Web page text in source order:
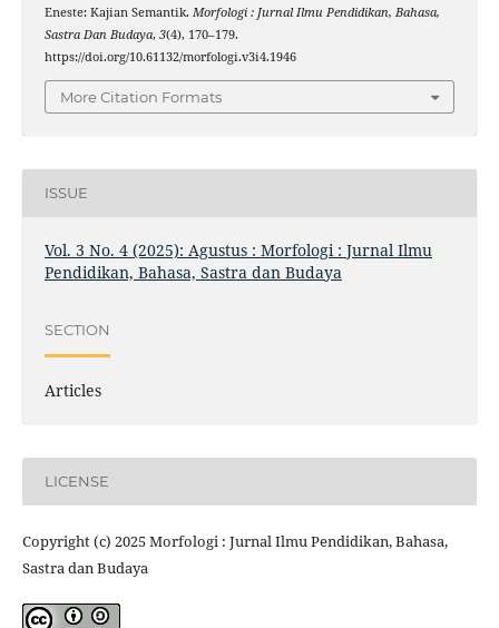
Eneste: Kajian Semantik. Morfologi : Jurnal Ilmu Pendidikan, Bahasa,
Sastra Dan Budaya, 3(4), 170–179.
https://doi.org/10.61132/morfologi.v3i4.1946
More Citation Formats
ISSUE
Vol. 3 No. 4 (2025): Agustus : Morfologi : Jurnal Ilmu
Pendidikan, Bahasa, Sastra dan Budaya
SECTION
Articles
LICENSE
Copyright (c) 2025 Morfologi : Jurnal Ilmu Pendidikan, Bahasa,
Sastra dan Budaya